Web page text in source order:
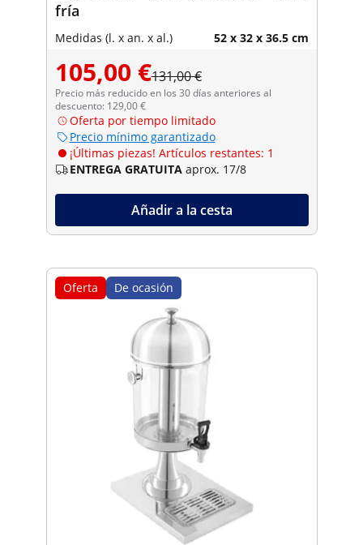
fría
Medidas (l. x an. x al.) 52 x 32 x 36.5 cm
105,00 €131,00 €
Precio más reducido en los 30 días anteriores al
descuento: 129,00 €
Oferta por tiempo limitado
Precio mínimo garantizado
¡Últimas piezas! Artículos restantes: 1
ENTREGA GRATUITA aprox. 17/8
Añadir a la cesta
Oferta De ocasión